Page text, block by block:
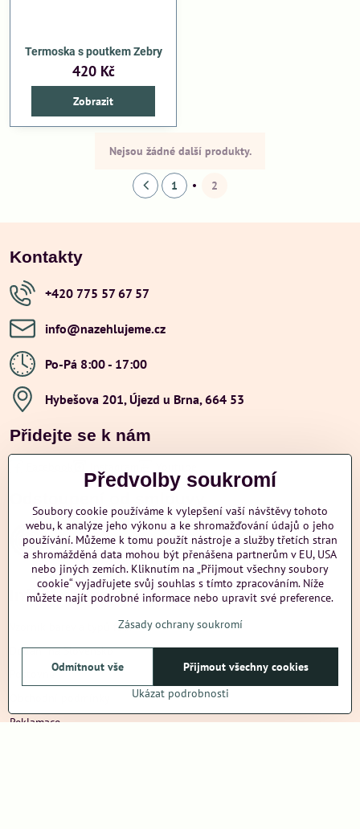
Termoska s poutkem Zebry
420 Kč
Zobrazit
Nejsou žádné další produkty.
1 2
Kontakty
+420 775 57 67 57
info​@nazehlujeme​.cz
Po-Pá 8:00 - 17:00
Hybešova 201, Újezd u Brna, 664 53
Přidejte se k nám
Info k nákupu
Vzorník barev a typů folií
Dodání na Slovensko
Poštovné
Reklamace
Předvolby soukromí
Soubory cookie používáme k vylepšení vaší návštěvy tohoto
webu, k analýze jeho výkonu a ke shromažďování údajů o jeho
používání. Můžeme k tomu použít nástroje a služby třetích stran
a shromážděná data mohou být přenášena partnerům v EU, USA
nebo jiných zemích. Kliknutím na „Přijmout všechny soubory
cookie“ vyjadřujete svůj souhlas s tímto zpracováním. Níže
můžete najít podrobné informace nebo upravit své preference.
Zásady ochrany soukromí
Ukázat podrobnosti
Přijmout všechny cookies
Odmítnout vše